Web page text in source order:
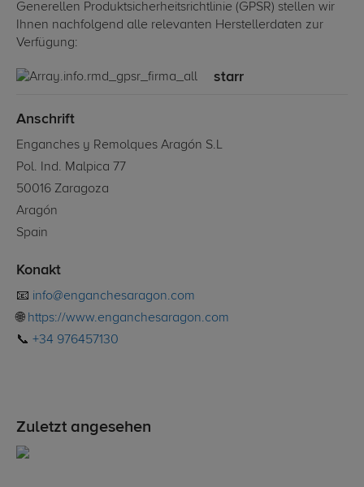
Generellen Produktsicherheitsrichtlinie (GPSR) stellen wir
Ihnen nachfolgend alle relevanten Herstellerdaten zur
Verfügung:
starr
Anschrift
Enganches y Remolques Aragón S.L
Pol. Ind. Malpica 77
50016 Zaragoza
Aragón
Spain
Konakt
📧 info@enganchesaragon.com
🌐 https://www.enganchesaragon.com
📞 +34 976457130
Zuletzt angesehen